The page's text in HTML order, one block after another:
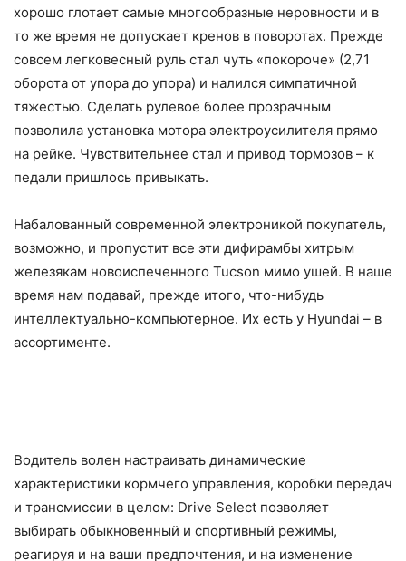
хорошо глотает самые многообразные неровности и в
то же время не допускает кренов в поворотах. Прежде
совсем легковесный руль стал чуть «покороче» (2,71
оборота от упора до упора) и налился симпатичной
тяжестью. Cделать рулевое более прозрачным
позволила установка мотора электроусилителя прямо
на рейке. Чувствительнее стал и привод тормозов – к
педали пришлось привыкать.
Набалованный современной электроникой покупатель,
возможно, и пропустит все эти дифирамбы хитрым
железякам новоиспеченного Tucson мимо ушей. В наше
время нам подавай, прежде итого, что-нибудь
интеллектуально-компьютерное. Их есть у Hyundai – в
ассортименте.
Водитель волен настраивать динамические
характеристики кормчего управления, коробки передач
и трансмиссии в целом: Drive Select позволяет
выбирать обыкновенный и спортивный режимы,
реагируя и на ваши предпочтения, и на изменение